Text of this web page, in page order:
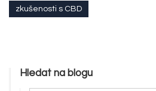
zkušenosti s CBD
Hledat na blogu